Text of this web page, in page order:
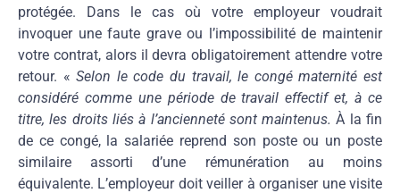
protégée. Dans le cas où votre employeur voudrait
invoquer une faute grave ou l’impossibilité de maintenir
votre contrat, alors il devra obligatoirement attendre votre
retour. « Selon le code du travail, le congé maternité est
considéré comme une période de travail effectif et, à ce
titre, les droits liés à l’ancienneté sont maintenus. À la fin
de ce congé, la salariée reprend son poste ou un poste
similaire assorti d’une rémunération au moins
équivalente. L’employeur doit veiller à organiser une visite